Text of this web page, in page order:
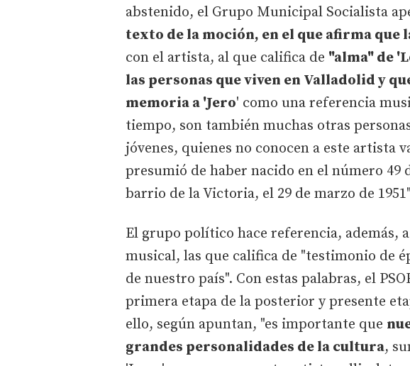
abstenido, el Grupo Municipal Socialista
texto de la moción, en el que afirma que
con el artista, al que califica de "alma" de
las personas que viven en Valladolid y
memoria a 'Jero' como una referencia
tiempo, son también muchas otras
jóvenes, quienes no conocen a este artista
presumió de haber nacido en el número 49
barrio de la Victoria, el 29 de marzo de
El grupo político hace referencia, además,
musical, las que califica de "testimonio de
de nuestro país". Con estas palabras, el
primera etapa de la posterior y presente
ello, según apuntan, "es importante que
grandes personalidades de la cultura,